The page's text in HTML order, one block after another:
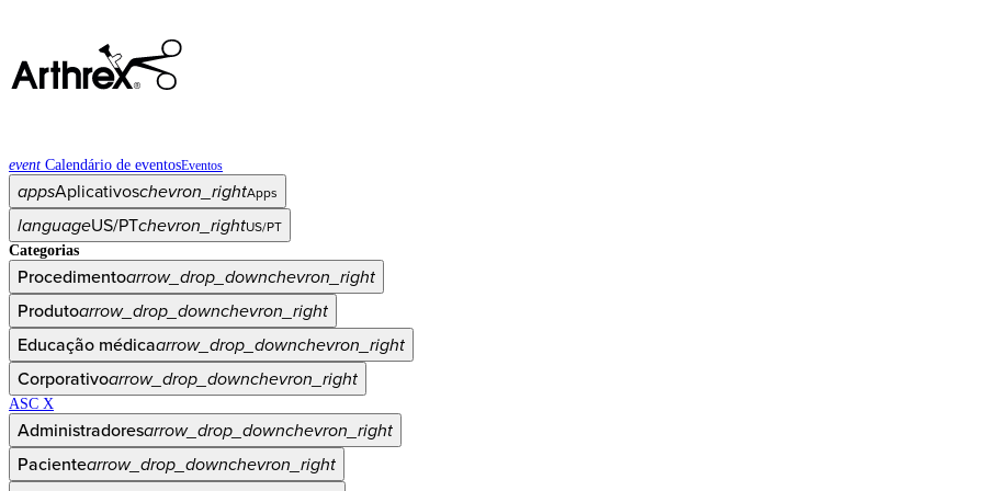
event Calendário de eventosEventos
appsAplicativoschevron_rightApps
languageUS/PTchevron_rightUS/PT
Categorias
Procedimentoarrow_drop_downchevron_right
Produtoarrow_drop_downchevron_right
Educação médicaarrow_drop_downchevron_right
Corporativoarrow_drop_downchevron_right
ASC X
Administradoresarrow_drop_downchevron_right
Pacientearrow_drop_downchevron_right